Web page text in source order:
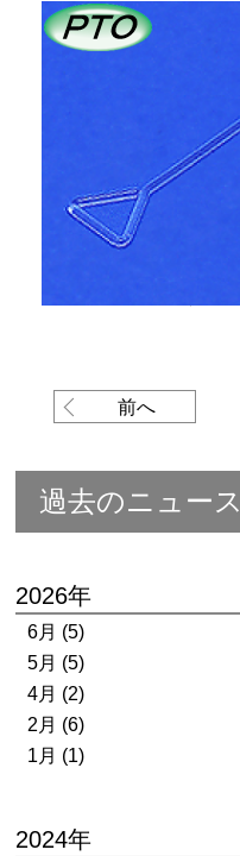
前へ
過去のニュース
2026年
6月 (5)
5月 (5)
4月 (2)
2月 (6)
1月 (1)
2024年